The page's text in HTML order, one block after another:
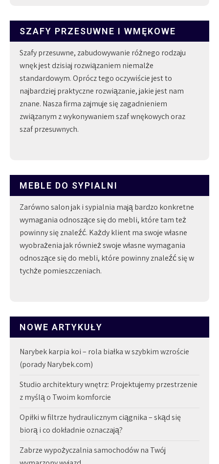
SZAFY PRZESUWNE I WMĘKOWE
Szafy przesuwne, zabudowywanie różnego rodzaju
wnęk jest dzisiaj rozwiązaniem niemalże
standardowym. Oprócz tego oczywiście jest to
najbardziej praktyczne rozwiązanie, jakie jest nam
znane. Nasza firma zajmuje się zagadnieniem
związanym z wykonywaniem szaf wnękowych oraz
szaf przesuwnych.
MEBLE DO SYPIALNI
Zarówno salon jak i sypialnia mają bardzo konkretne
wymagania odnoszące się do mebli, które tam też
powinny się znaleźć. Każdy klient ma swoje własne
wyobrażenia jak również swoje własne wymagania
odnoszące się do mebli, które powinny znaleźć się w
tychże pomieszczeniach.
NOWE ARTYKUŁY
Narybek karpia koi – rola białka w szybkim wzroście
(porady Narybek.com)
Studio architektury wnętrz: Projektujemy przestrzenie
z myślą o Twoim komforcie
Opiłki w filtrze hydraulicznym ciągnika – skąd się
biorą i co dokładnie oznaczają?
Zabrze wypożyczalnia samochodów na Twój